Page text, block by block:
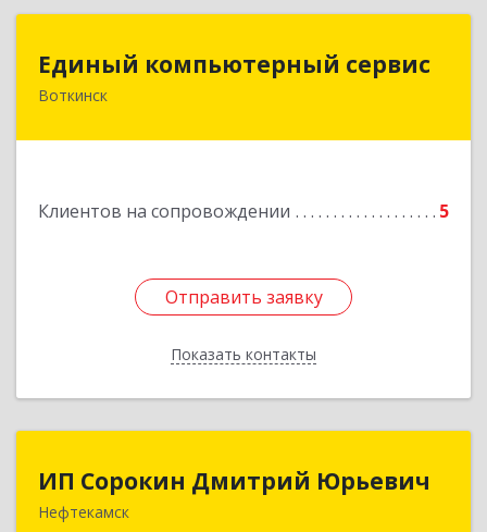
Единый компьютерный сервис
Воткинск
Клиентов на сопровождении 5
Отправить заявку
Показать контакты
Единый компьютерный сервис
Отправить заявку
Назад
ИП Сорокин Дмитрий Юрьевич
Нефтекамск
ИП Сорокин Дмитрий Юрьевич
452684, Башкортостан Респ, Нефтекамск г,